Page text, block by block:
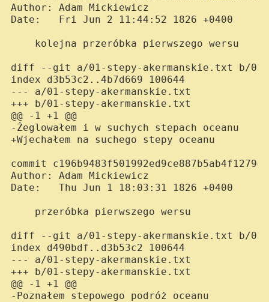
Author: Adam Mickiewicz
Date:   Fri Jun 2 11:44:52 1826 +0400
    kolejna przeróbka pierwszego wersu
diff --git a/01-stepy-akermanskie.txt b/01-
index d3b53c2..4b7d669 100644
--- a/01-stepy-akermanskie.txt
+++ b/01-stepy-akermanskie.txt
@@ -1 +1 @@
-Żeglowałem i w suchych stepach oceanu
+Wjechałem na suchego stepy oceanu
commit
Author: Adam Mickiewicz
Date:   Thu Jun 1 18:03:31 1826 +0400
    przeróbka pierwszego wersu
diff --git a/01-stepy-akermanskie.txt b/01-
index d490bdf..d3b53c2 100644
--- a/01-stepy-akermanskie.txt
+++ b/01-stepy-akermanskie.txt
@@ -1 +1 @@
-Poznałem stepowego podróż oceanu